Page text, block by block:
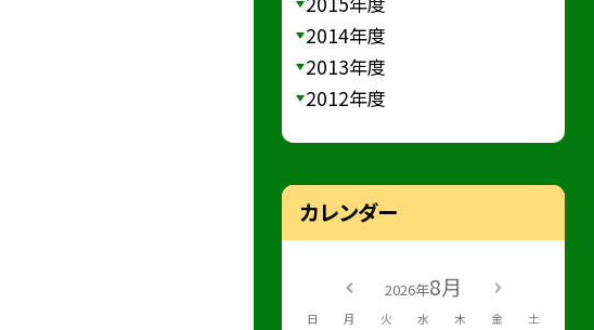
2014年度
2013年度
2012年度
カレンダー
2026年8月
日 月 火 水 木 金 土